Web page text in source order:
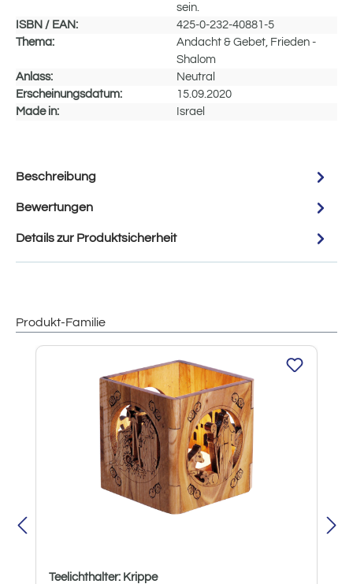
sein.
ISBN / EAN:
425-0-232-40881-5
Thema:
Andacht & Gebet, Frieden -
Shalom
Anlass:
Neutral
Erscheinungsdatum:
15.09.2020
Made in:
Israel
Beschreibung
Bewertungen
Details zur Produktsicherheit
Produkt-Familie
Produktgalerie überspringen
Teelichthalter: Krippe